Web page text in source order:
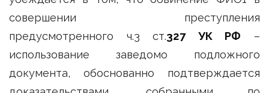
совершении преступления
предусмотренного ч.3 ст.327 УК РФ –
использование заведомо подложного
документа, обоснованно подтверждается